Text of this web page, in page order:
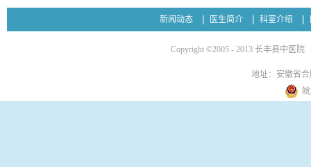
新闻动态 医生简介 科室介绍
Copyright ©2005 - 2013 长丰县中医院
地址：安徽省